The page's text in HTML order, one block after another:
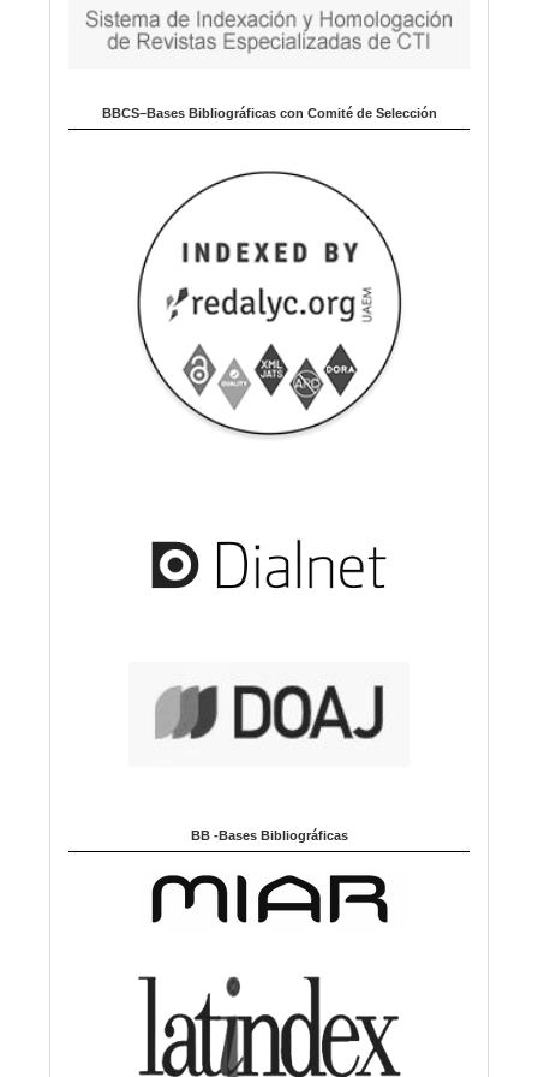
BBCS–Bases Bibliográficas con Comité de Selección
BB -Bases Bibliográficas